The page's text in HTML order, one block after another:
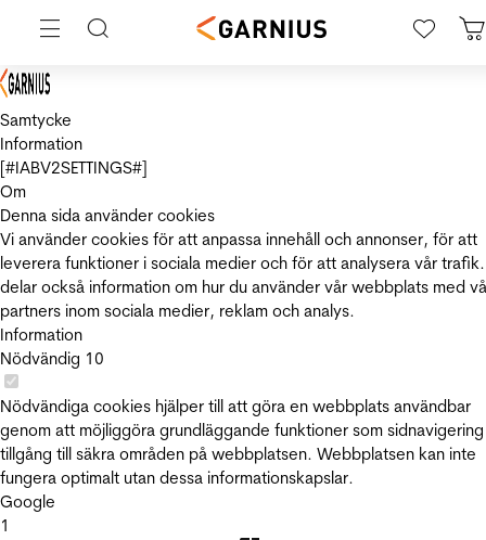
Samtycke
Information
[#IABV2SETTINGS#]
Om
Denna sida använder cookies
Vi använder cookies för att anpassa innehåll och annonser, för att
leverera funktioner i sociala medier och för att analysera vår
delar också information om hur du använder vår webbplats med
partners inom sociala medier, reklam och analys.
Information
Nödvändig 10
Nödvändiga cookies hjälper till att göra en webbplats användbar
genom att möjliggöra grundläggande funktioner som
tillgång till säkra områden på webbplatsen. Webbplatsen kan inte
fungera optimalt utan dessa informationskapslar.
Google
1